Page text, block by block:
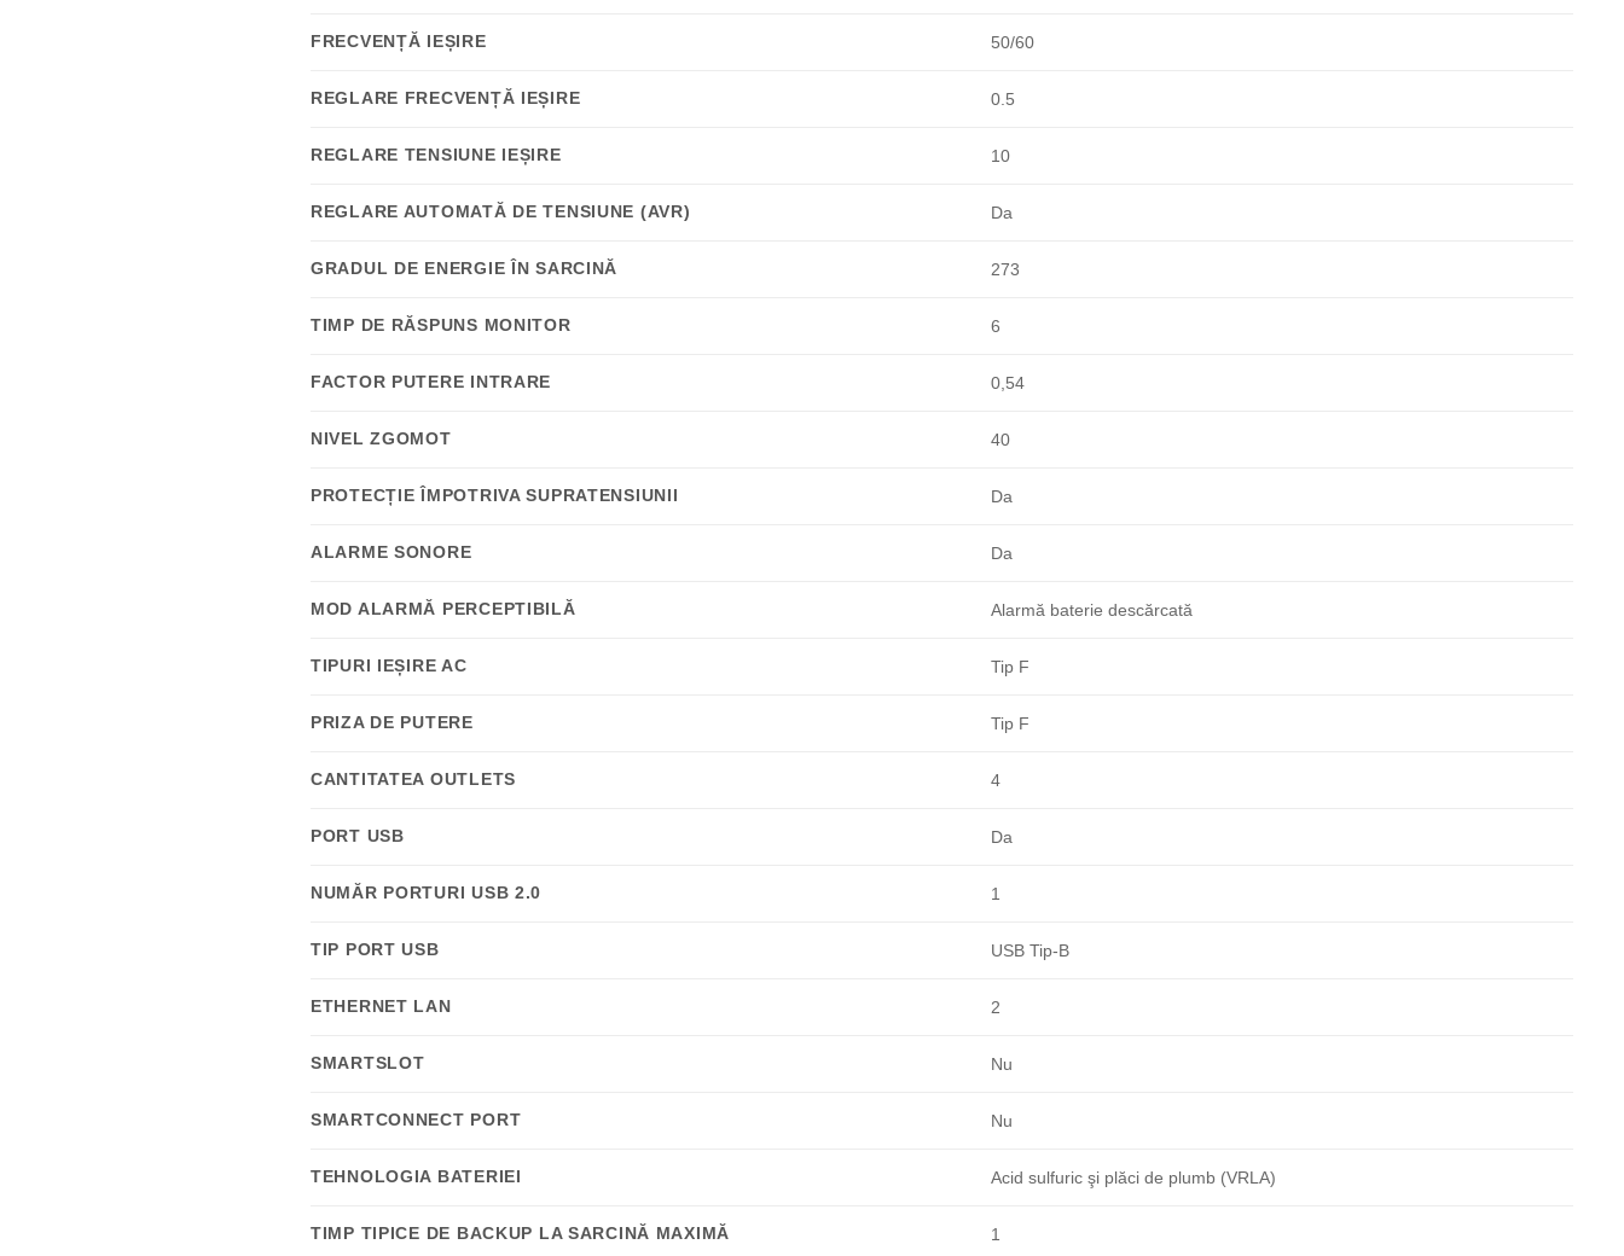
FRECVENȚĂ IEȘIRE 50/60
REGLARE FRECVENȚĂ IEȘIRE 0.5
REGLARE TENSIUNE IEȘIRE 10
REGLARE AUTOMATĂ DE TENSIUNE (AVR) Da
GRADUL DE ENERGIE ÎN SARCINĂ 273
TIMP DE RĂSPUNS MONITOR 6
FACTOR PUTERE INTRARE 0,54
NIVEL ZGOMOT 40
PROTECȚIE ÎMPOTRIVA SUPRATENSIUNII Da
ALARME SONORE Da
MOD ALARMĂ PERCEPTIBILĂ Alarmă baterie descărcată
TIPURI IEȘIRE AC Tip F
PRIZA DE PUTERE Tip F
CANTITATEA OUTLETS 4
PORT USB Da
NUMĂR PORTURI USB 2.0 1
TIP PORT USB USB Tip-B
ETHERNET LAN 2
SMARTSLOT Nu
SMARTCONNECT PORT Nu
TEHNOLOGIA BATERIEI Acid sulfuric şi plăci de plumb (VRLA)
TIMP TIPICE DE BACKUP LA SARCINĂ MAXIMĂ 1